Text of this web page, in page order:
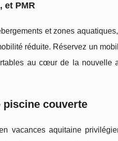
et PMR
et zones
réduite. Réservez un
au cœur de la nouvelle
piscine couverte
vacances aquitaine